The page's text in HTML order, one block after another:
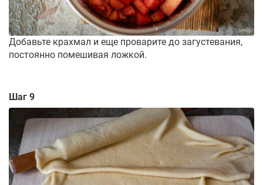
Добавьте крахмал и еще проварите до загустевания,
постоянно помешивая ложкой.
Шаг 9